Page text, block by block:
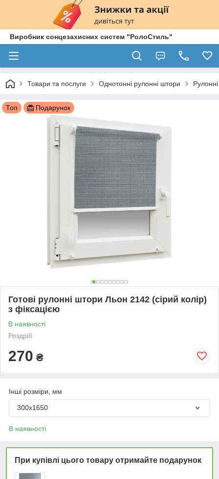
Виробник сонцезахисних систем "РолоСтиль"
Товари та послуги Однотонні рулонні штори
Топ Подарунок
Готові рулонні штори Льон 2142 (сірий колір)
з фіксацією
В наявності
Роздріб
270 ₴
Інші розміри, мм
300х1650
В наявності
При купівлі цього товару отримайте подарунок